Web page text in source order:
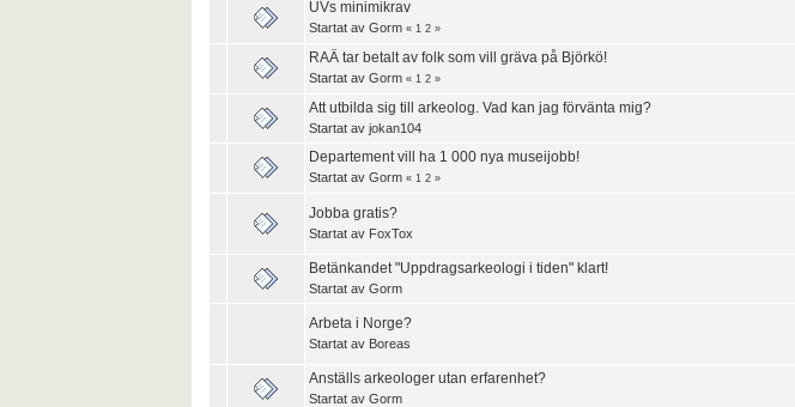
UVs minimikrav
Startat av Gorm « 1 2 »
RAÄ tar betalt av folk som vill gräva på Björkö!
Startat av Gorm « 1 2 »
Att utbilda sig till arkeolog. Vad kan jag förvänta mig?
Startat av jokan104
Departement vill ha 1 000 nya museijobb!
Startat av Gorm « 1 2 »
Jobba gratis?
Startat av FoxTox
Betänkandet "Uppdragsarkeologi i tiden" klart!
Startat av Gorm
Arbeta i Norge?
Startat av Boreas
Anställs arkeologer utan erfarenhet?
Startat av Gorm